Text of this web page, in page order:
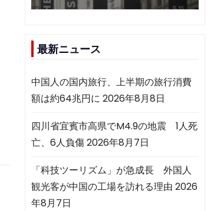
最新ニュース
中国人の国内旅行、上半期の旅行消費
額は約64兆円に 2026年8月8日
四川省宜賓市高県でM4.9の地震 1人死
亡、6人負傷2026年8月7日
「科技ツーリズム」が急成長 外国人
観光客が中国の工場を訪れる理由 2026
年8月7日